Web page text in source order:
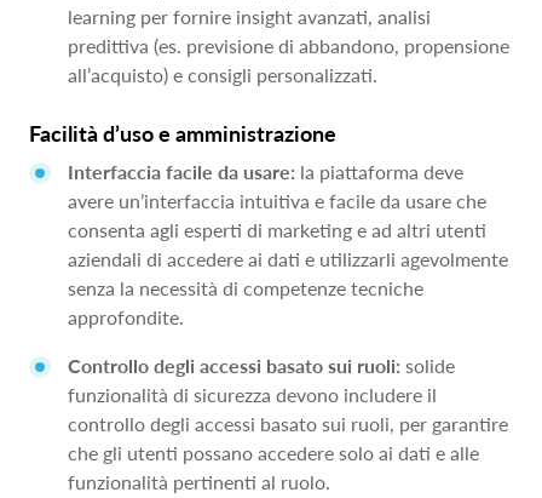
learning per fornire insight avanzati, analisi
predittiva (es. previsione di abbandono, propensione
all’acquisto) e consigli personalizzati.
Facilità d’uso e amministrazione
Interfaccia facile da usare: la piattaforma deve
avere un’interfaccia intuitiva e facile da usare che
consenta agli esperti di marketing e ad altri utenti
aziendali di accedere ai dati e utilizzarli agevolmente
senza la necessità di competenze tecniche
approfondite.
Controllo degli accessi basato sui ruoli: solide
funzionalità di sicurezza devono includere il
controllo degli accessi basato sui ruoli, per garantire
che gli utenti possano accedere solo ai dati e alle
funzionalità pertinenti al ruolo.